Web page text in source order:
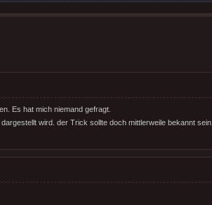
Es hat mich niemand gefragt.
wird. der Trick sollte doch mittlerweile bekannt sein.